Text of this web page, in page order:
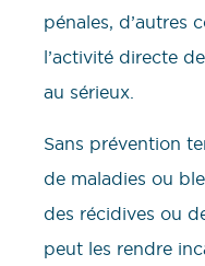
pénales, d’autres
l’activité directe
au sérieux.
Sans prévention
de maladies ou
des récidives ou
peut les rendre